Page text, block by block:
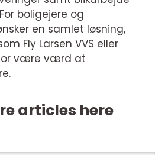
boligejere og
en samlet løsning,
Fly Larsen VVS eller
være værd at
articles here